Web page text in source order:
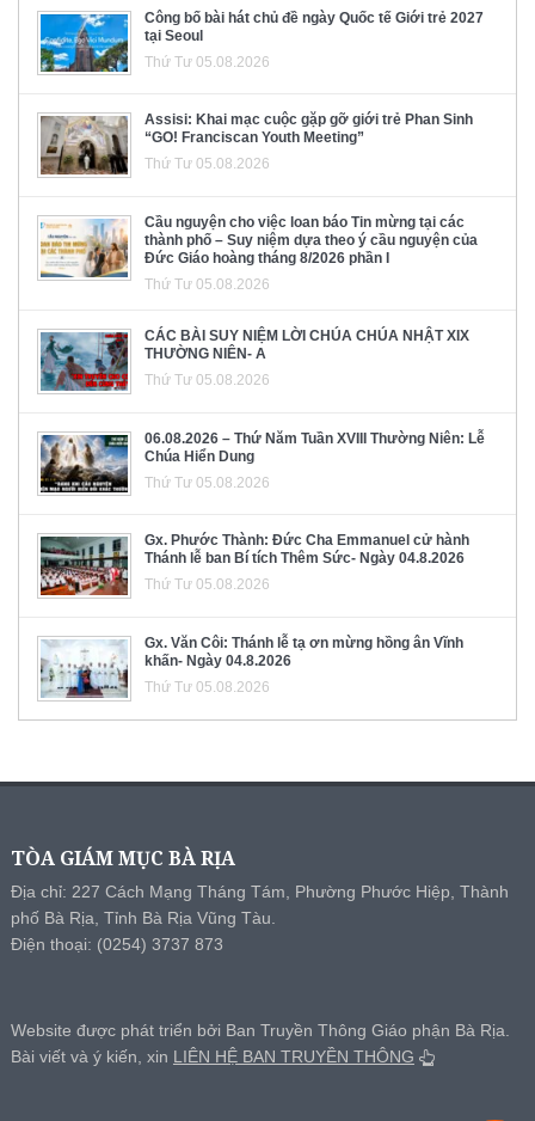
Công bố bài hát chủ đề ngày Quốc tế Giới trẻ 2027
tại Seoul
Thứ Tư 05.08.2026
Assisi: Khai mạc cuộc gặp gỡ giới trẻ Phan Sinh
“GO! Franciscan Youth Meeting”
Thứ Tư 05.08.2026
Cầu nguyện cho việc loan báo Tin mừng tại các
thành phố – Suy niệm dựa theo ý cầu nguyện của
Đức Giáo hoàng tháng 8/2026 phần I
Thứ Tư 05.08.2026
CÁC BÀI SUY NIỆM LỜI CHÚA CHÚA NHẬT XIX
THƯỜNG NIÊN- A
Thứ Tư 05.08.2026
06.08.2026 – Thứ Năm Tuần XVIII Thường Niên: Lễ
Chúa Hiển Dung
Thứ Tư 05.08.2026
Gx. Phước Thành: Đức Cha Emmanuel cử hành
Thánh lễ ban Bí tích Thêm Sức- Ngày 04.8.2026
Thứ Tư 05.08.2026
Gx. Văn Côi: Thánh lễ tạ ơn mừng hồng ân Vĩnh
khấn- Ngày 04.8.2026
Thứ Tư 05.08.2026
TÒA GIÁM MỤC BÀ RỊA
Địa chỉ: 227 Cách Mạng Tháng Tám, Phường Phước Hiệp, Thành
phố Bà Rịa, Tỉnh Bà Rịa Vũng Tàu.
Điện thoại: (0254) 3737 873
Website được phát triển bởi Ban Truyền Thông Giáo phận Bà Rịa.
Bài viết và ý kiến, xin LIÊN HỆ BAN TRUYỀN THÔNG